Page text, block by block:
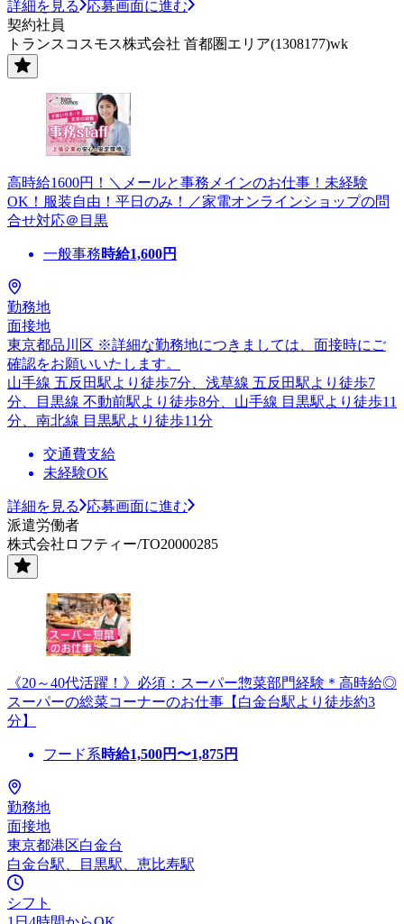
詳細を見る
応募画面に進む
契約社員
トランスコスモス株式会社 首都圏エリア(1308177)wk
高時給1600円！＼メールと事務メインのお仕事！未経験
OK！服装自由！平日のみ！／家電オンラインショップの問
合せ対応＠目黒
一般事務時給1,600円
勤務地
面接地
東京都品川区 ※詳細な勤務地につきましては、面接時にご
確認をお願いいたします。
山手線 五反田駅より徒歩7分、浅草線 五反田駅より徒歩7
分、目黒線 不動前駅より徒歩8分、山手線 目黒駅より徒歩11
分、南北線 目黒駅より徒歩11分
交通費支給
未経験OK
詳細を見る
応募画面に進む
派遣労働者
株式会社ロフティー/TO20000285
《20～40代活躍！》必須：スーパー惣菜部門経験＊高時給◎
スーパーの総菜コーナーのお仕事【白金台駅より徒歩約3
分】
フード系時給1,500円〜1,875円
勤務地
面接地
東京都港区白金台
白金台駅、目黒駅、恵比寿駅
シフト